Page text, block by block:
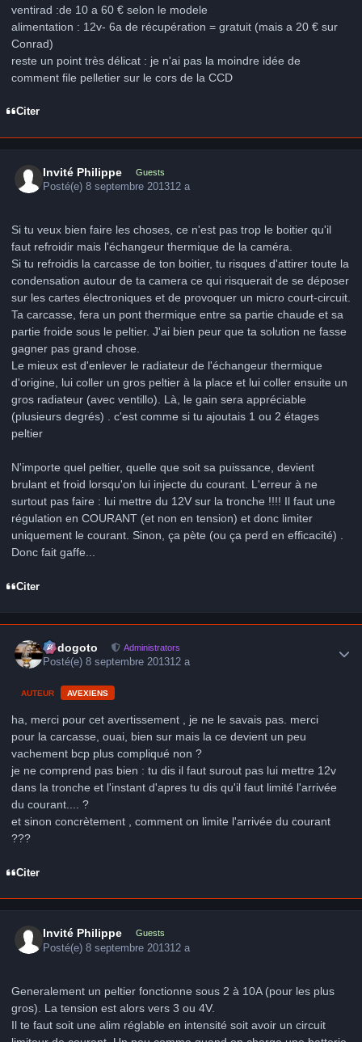
ventirad :de 10 a 60 € selon le modele
alimentation : 12v- 6a de récupération = gratuit (mais a 20 € sur
Conrad)
reste un point très délicat : je n'ai pas la moindre idée de
comment file pelletier sur le cors de la CCD
Citer
Invité Philippe Guests
Posté(e)8 septembre 201312 a
Si tu veux bien faire les choses, ce n'est pas trop le boitier qu'il
faut refroidir mais l'échangeur thermique de la caméra.
Si tu refroidis la carcasse de ton boitier, tu risques d'attirer toute la
condensation autour de ta camera ce qui risquerait de se déposer
sur les cartes électroniques et de provoquer un micro court-circuit.
Ta carcasse, fera un pont thermique entre sa partie chaude et sa
partie froide sous le peltier. J'ai bien peur que ta solution ne fasse
gagner pas grand chose.
Le mieux est d'enlever le radiateur de l'échangeur thermique
d'origine, lui coller un gros peltier à la place et lui coller ensuite un
gros radiateur (avec ventillo). Là, le gain sera appréciable
(plusieurs degrés) . c'est comme si tu ajoutais 1 ou 2 étages
peltier
N'importe quel peltier, quelle que soit sa puissance, devient
brulant et froid lorsqu'on lui injecte du courant. L'erreur à ne
surtout pas faire : lui mettre du 12V sur la tronche !!!! Il faut une
régulation en COURANT (et non en tension) et donc limiter
uniquement le courant. Sinon, ça pète (ou ça perd en efficacité) .
Donc fait gaffe...
Citer
frédogoto Administrators
Posté(e)8 septembre 201312 a
AUTEUR AVEXIENS
ha, merci pour cet avertissement , je ne le savais pas. merci
pour la carcasse, ouai, bien sur mais la ce devient un peu
vachement bcp plus compliqué non ?
je ne comprend pas bien : tu dis il faut surout pas lui mettre 12v
dans la tronche et l'instant d'apres tu dis qu'il faut limité l'arrivée
du courant.... ?
et sinon concrètement , comment on limite l'arrivée du courant
???
Citer
Invité Philippe Guests
Posté(e)8 septembre 201312 a
Generalement un peltier fonctionne sous 2 à 10A (pour les plus
gros). La tension est alors vers 3 ou 4V.
Il te faut soit une alim réglable en intensité soit avoir un circuit